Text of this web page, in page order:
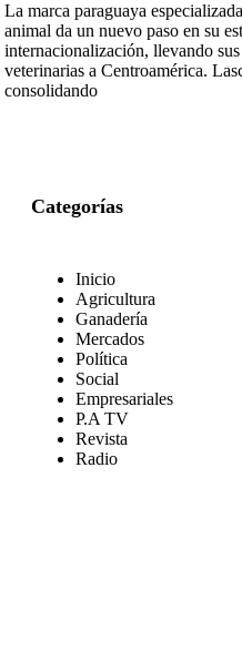
La marca paraguaya
animal da un nuevo paso en su
internacionalización, llevando
veterinarias a Centroamérica.
consolidando
Categorías
Inicio
Agricultura
Ganadería
Mercados
Política
Social
Empresariales
P.A TV
Revista
Radio